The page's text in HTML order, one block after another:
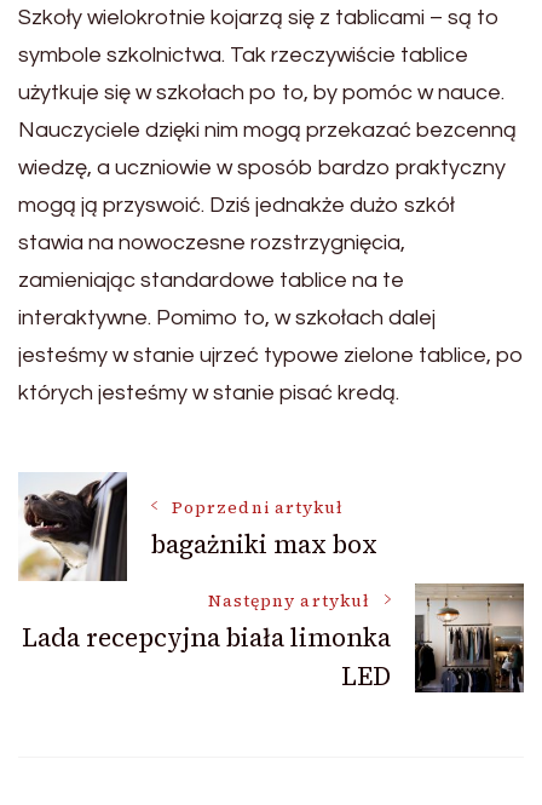
Szkoły wielokrotnie kojarzą się z tablicami – są to
symbole szkolnictwa. Tak rzeczywiście tablice
użytkuje się w szkołach po to, by pomóc w nauce.
Nauczyciele dzięki nim mogą przekazać bezcenną
wiedzę, a uczniowie w sposób bardzo praktyczny
mogą ją przyswoić. Dziś jednakże dużo szkół
stawia na nowoczesne rozstrzygnięcia,
zamieniając standardowe tablice na te
interaktywne. Pomimo to, w szkołach dalej
jesteśmy w stanie ujrzeć typowe zielone tablice, po
których jesteśmy w stanie pisać kredą.
Nawigacja
wpisu
Poprzedni artykuł
bagażniki max box
Następny artykuł
Lada recepcyjna biała limonka
LED